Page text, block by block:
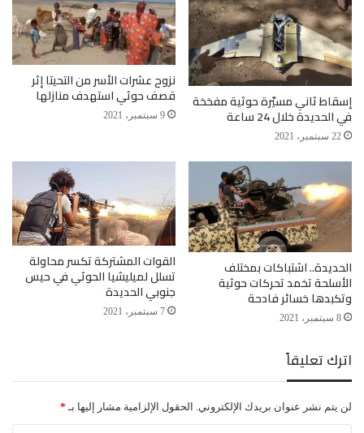
إسقاط ثاني مسيّرة حوثية مفخخة
في الحديدة خلال 24 ساعة
22 سبتمبر، 2021
نزوح عشرات الأسر من التحيتا إثر
قصف حوثي استهدف منازلها
9 سبتمبر، 2021
الحديدة.. اشتباكات بمختلف
الأسلحة تخمد تحركات حوثية
وتكبدها خسائر فادحة
8 سبتمبر، 2021
القوات المشتركة تكسر محاولة
تسلل لميليشيا الحوثي في حيس
جنوبي الحديدة
7 سبتمبر، 2021
اترك تعليقاً
لن يتم نشر عنوان بريدك الإلكتروني. الحقول الإلزامية مشار إليها بـ *